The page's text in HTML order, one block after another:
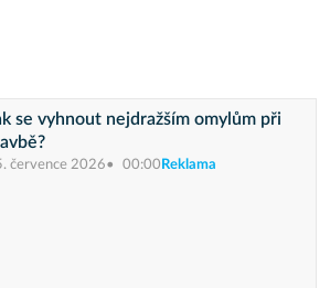
se vyhnout nejdražším omylům při
července 2026 00:00 Reklama